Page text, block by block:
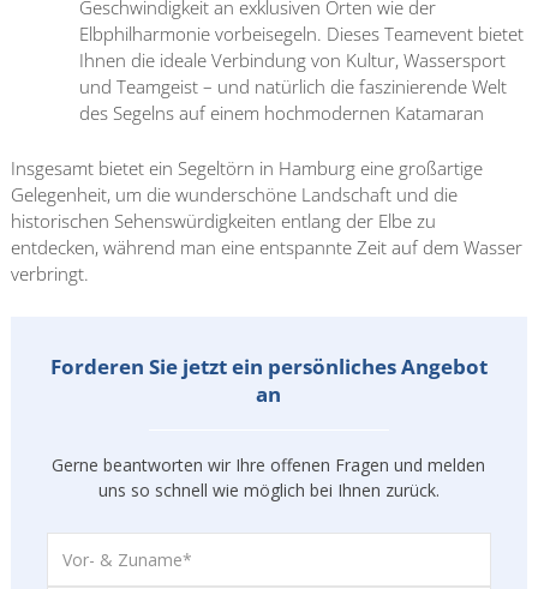
Geschwindigkeit an exklusiven Orten wie der
Elbphilharmonie vorbeisegeln. Dieses Teamevent bietet
Ihnen die ideale Verbindung von Kultur, Wassersport
und Teamgeist – und natürlich die faszinierende Welt
des Segelns auf einem hochmodernen Katamaran
Insgesamt bietet ein Segeltörn in Hamburg eine großartige
Gelegenheit, um die wunderschöne Landschaft und die
historischen Sehenswürdigkeiten entlang der Elbe zu
entdecken, während man eine entspannte Zeit auf dem Wasser
verbringt.
Forderen Sie jetzt ein persönliches Angebot
an
Gerne beantworten wir Ihre offenen Fragen und melden
uns so schnell wie möglich bei Ihnen zurück.